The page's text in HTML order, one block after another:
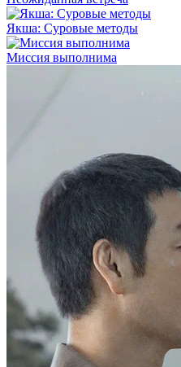
Якша: Суровые методы
Миссия выполнима